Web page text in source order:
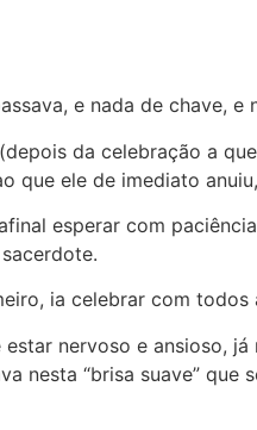
e nada de chave, e
da celebração a
que ele de imediato
esperar com
ia celebrar com
nervoso e ansioso,
nesta “brisa suave” que